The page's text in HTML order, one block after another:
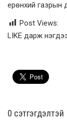
ерөнхий газрын
Post Views:
LIKE дарж
0 cэтгэгдэлтэй